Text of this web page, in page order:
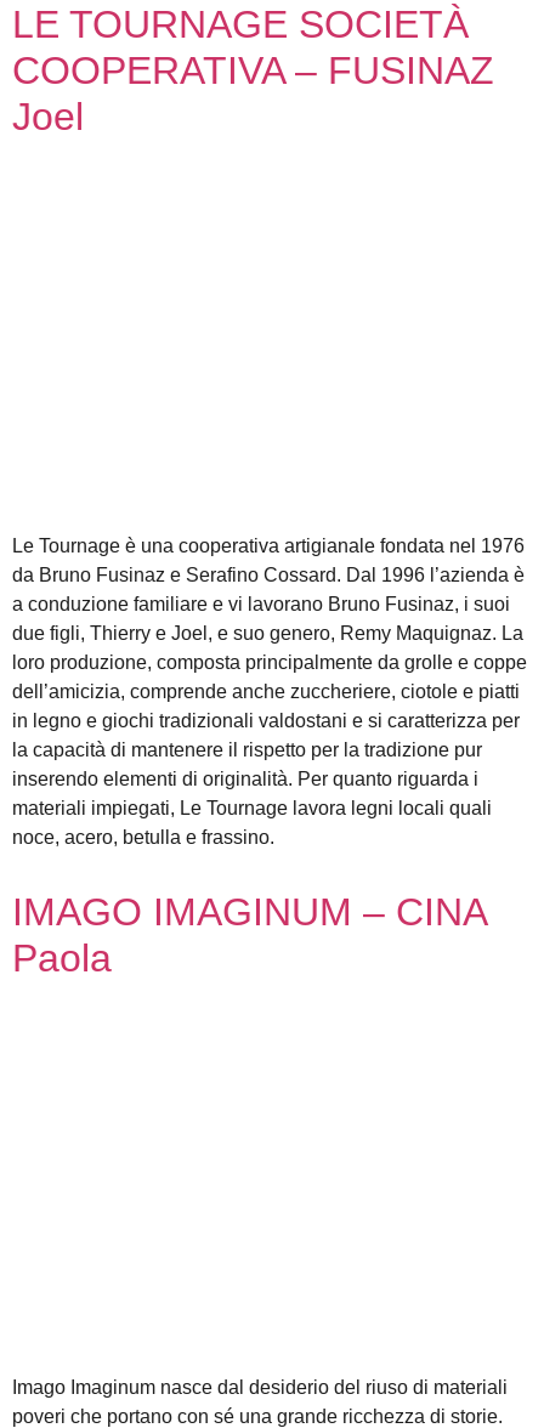
LE TOURNAGE SOCIETÀ
COOPERATIVA – FUSINAZ
Joel
Le Tournage è una cooperativa artigianale fondata nel 1976
da Bruno Fusinaz e Serafino Cossard. Dal 1996 l’azienda è
a conduzione familiare e vi lavorano Bruno Fusinaz, i suoi
due figli, Thierry e Joel, e suo genero, Remy Maquignaz. La
loro produzione, composta principalmente da grolle e coppe
dell’amicizia, comprende anche zuccheriere, ciotole e piatti
in legno e giochi tradizionali valdostani e si caratterizza per
la capacità di mantenere il rispetto per la tradizione pur
inserendo elementi di originalità. Per quanto riguarda i
materiali impiegati, Le Tournage lavora legni locali quali
noce, acero, betulla e frassino.
IMAGO IMAGINUM – CINA
Paola
Imago Imaginum nasce dal desiderio del riuso di materiali
poveri che portano con sé una grande ricchezza di storie.